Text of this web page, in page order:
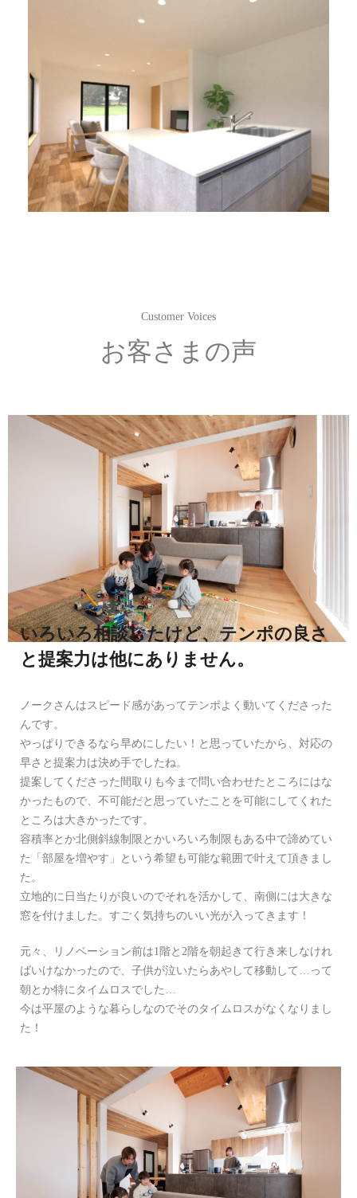
Customer Voices
お客さまの声
いろいろ相談したけど、テンポの良さ
と提案力は他にありません。
ノークさんはスピード感があってテンポよく動いてくださった
んです。
やっぱりできるなら早めにしたい！と思っていたから、対応の
早さと提案力は決め手でしたね。
提案してくださった間取りも今まで問い合わせたところにはな
かったもので、不可能だと思っていたことを可能にしてくれた
ところは大きかったです。
容積率とか北側斜線制限とかいろいろ制限もある中で諦めてい
た「部屋を増やす」という希望も可能な範囲で叶えて頂きまし
た。
立地的に日当たりが良いのでそれを活かして、南側には大きな
窓を付けました。すごく気持ちのいい光が入ってきます！
元々、リノベーション前は1階と2階を朝起きて行き来しなけれ
ばいけなかったので、子供が泣いたらあやして移動して…って
朝とか特にタイムロスでした…
今は平屋のような暮らしなのでそのタイムロスがなくなりまし
た！